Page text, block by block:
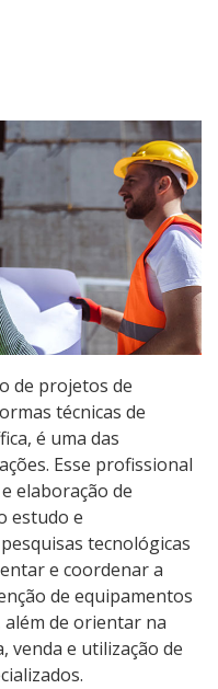
de projetos de
técnicas de
é uma das
Esse profissional
elaboração de
estudo e
tecnológicas
e coordenar a
de equipamentos
além de orientar na
venda e utilização de